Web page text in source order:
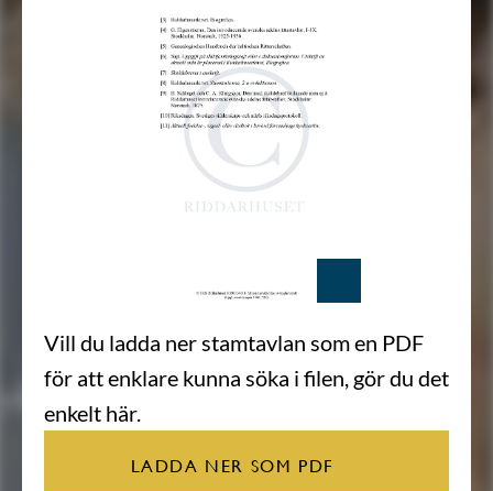
Vill du ladda ner stamtavlan som en PDF
för att enklare kunna söka i filen, gör du det
enkelt här.
LADDA NER SOM PDF